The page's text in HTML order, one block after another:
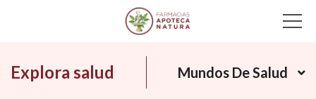
Main Navigation
Explora salud Mundos De Salud